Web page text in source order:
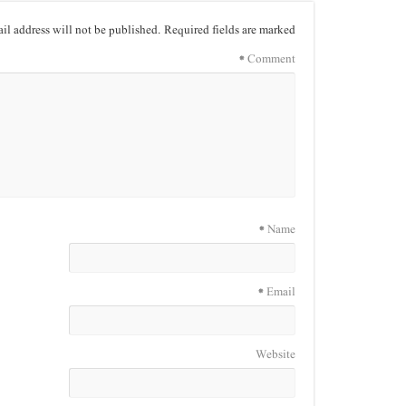
address will not be published.Required fields are marked
Comment
*
Name
*
Email
*
Website